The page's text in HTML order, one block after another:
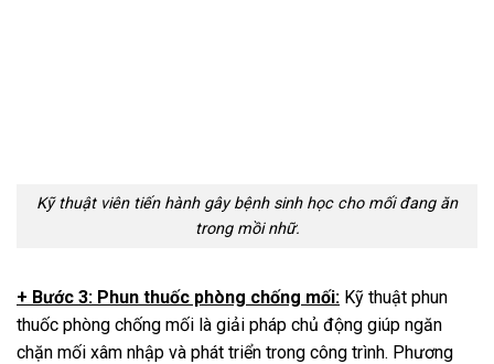
Kỹ thuật viên tiến hành gây bệnh sinh học cho mối đang ăn
trong mồi nhữ.
+ Bước 3: Phun thuốc phòng chống mối: Kỹ thuật phun
thuốc phòng chống mối là giải pháp chủ động giúp ngăn
chặn mối xâm nhập và phát triển trong công trình. Phương